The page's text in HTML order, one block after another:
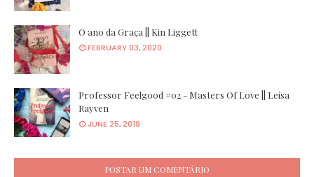
O ano da Graça || Kin Liggett
FEBRUARY 03, 2020
Professor Feelgood #02 - Masters Of Love || Leisa
Rayven
JUNE 25, 2019
POSTAR UM COMENTÁRIO